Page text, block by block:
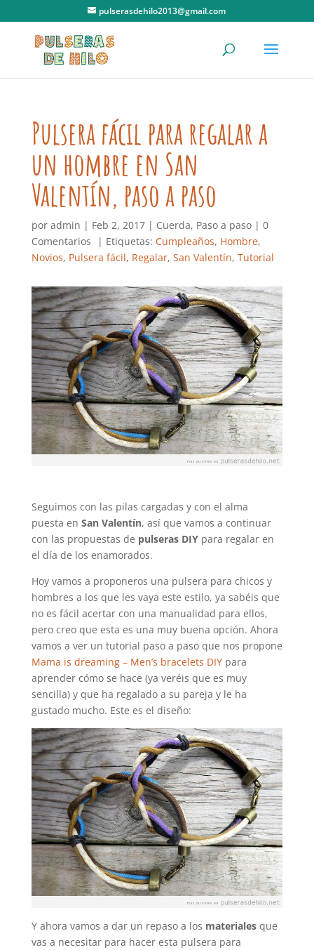
pulserasdehilo2013@gmail.com
Pulsera fácil para regalar a
un hombre en San
Valentín, paso a paso
por admin | Feb 2, 2017| Cuerda, Paso a paso| 0
Comentarios
| Etiquetas: Cumpleaños, Hombre,
Novios, Pulsera fácil, Regalar, San Valentín, Tutorial
Seguimos con las pilas cargadas y con el alma
puesta en San Valentín, así que vamos a continuar
con las propuestas de pulseras DIYpara regalar en
el día de los enamorados.
Hoy vamos a proponeros una pulsera para chicos y
hombres a los que les vaya este estilo, ya sabéis que
no es fácil acertar con una manualidad para ellos,
pero creo que esta es una muy buena opción. Ahora
vamos a ver un tutorial paso a paso que nos propone
Mama is dreaming – Men’s bracelets DIYpara
aprender cómo se hace (ya veréis que es muy
sencilla) y que ha regalado a su pareja y le ha
gustado mucho. Este es el diseño:
Y ahora vamos a dar un repaso a los materialesque
vas a necesitar para hacer esta pulsera para